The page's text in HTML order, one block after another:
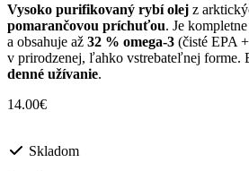
Vysoko purifikovaný rybí olej z
pomarančovou príchuťou. Je
a obsahuje až 32 % omega-3 (čisté EPA
v prirodzenej, ľahko vstrebateľnej forme.
denné užívanie.
14.00€
Skladom